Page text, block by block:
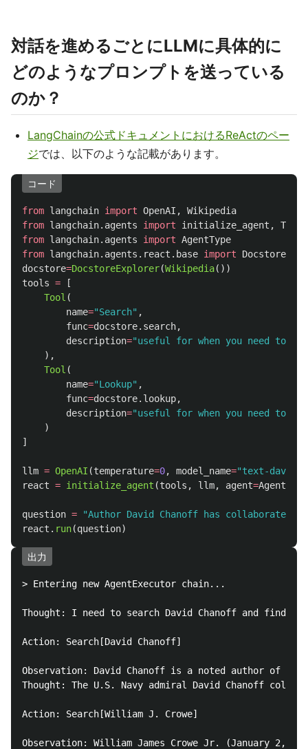
対話を進めるごとにLLMに具体的に
どのようなプロンプトを送っている
のか？
LangChainの公式ドキュメントにおけるReActのペー
ジでは、以下のような記載があります。
コード
from langchain import OpenAI ,
Wikipedia
from langchain.agents import initialize_agent ,
Tool
from langchain.agents import AgentType
from langchain.agents.react.base import
docstore=DocstoreExplorer(Wikipedia())
tools =
[
Tool (
name="Search" ,
func=docstore. search,
description="useful for when you need to
),
Tool (
name="Lookup" ,
func=docstore. lookup,
description="useful for when you need to
)
]
llm = OpenAI (temperature=0, model_name="text-
react = initialize_agent (tools , llm, agent=AgentType
question = "Author David Chanoff has collaborated
react . run(question)
出力
> Entering new AgentExecutor chain...
Thought: I need to search David Chanoff and find
Action: Search[David Chanoff]
Observation: David Chanoff is a noted author of
Thought: The U.S. Navy admiral David Chanoff
Action: Search[William J. Crowe]
Observation: William James Crowe Jr. (January 2,